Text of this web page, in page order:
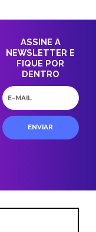
ASSINE A
NEWSLETTER E
FIQUE POR
DENTRO
E-
mail
ENVIAR